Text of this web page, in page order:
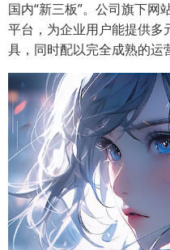
国内“新三板”。公司旗下网
平台，为企业用户能提供
具，同时配以完全成熟的运